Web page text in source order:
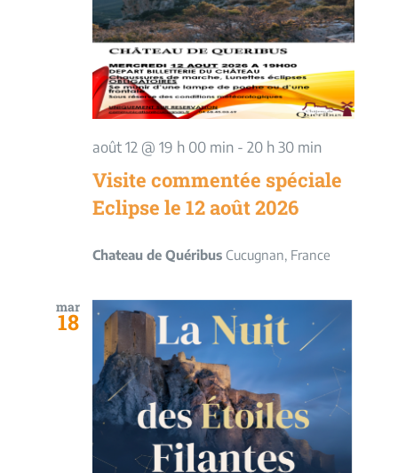
août 12 @ 19 h 00 min- 20 h 30 min
Visite commentée spéciale
Eclipse le 12 août 2026
Chateau de Quéribus Cucugnan, France
mar
18